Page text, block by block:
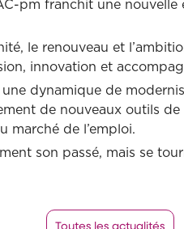
pm franchit une
le renouveau et
innovation et
dynamique de
de nouveaux outils
marché de l’emploi.
son passé, mais se
Toutes les actualités